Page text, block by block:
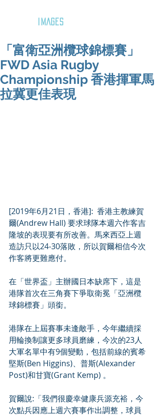
IMAGES
「富衛亞洲欖球錦標賽」
FWD Asia Rugby
Championship 香港揮軍馬
拉冀更佳表現
[2019年6月21日，香港]:  香港主教練賀
爾(Andrew Hall) 要求球隊本週六作客吉
隆坡的表現要有所改善。馬來西亞上週
造訪只以24-30落敗，所以賀爾相信今次
作客將更難應付。
在「世界盃」主辦國日本缺席下，這是
港隊首次在三角賽下爭取衛冕「亞洲欖
球錦標賽」頭銜。
港隊在上屆賽事未逢敵手，今年繼續採
用輪換制讓更多球員磨練，今次的23人
大軍名單中有9個變動，包括前線的賓希
堅斯(Ben Higgins)、普斯(Alexander
Post)和甘寶(Grant Kemp) 。
賀爾說:「我們很慶幸健康兵源充裕，今
次點兵因應上週六賽事作出調整，球員